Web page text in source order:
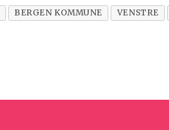
BERGEN KOMMUNE VENSTRE